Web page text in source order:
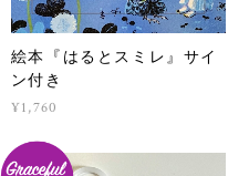
絵本『はるとスミレ』サイ
ン付き
¥1,760